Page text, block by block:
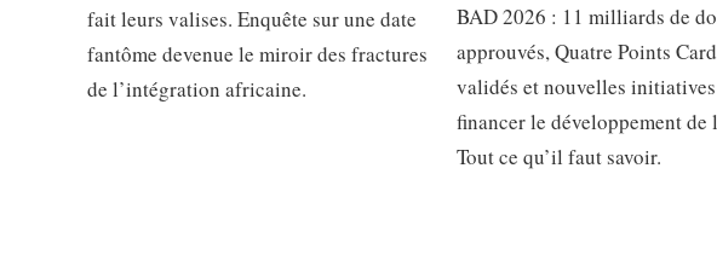
fait leurs valises. Enquête sur une date
fantôme devenue le miroir des fractures
de l’intégration africaine.
BAD 2026 : 11 milliards de
approuvés, Quatre Points
validés et nouvelles
financer le développement de
Tout ce qu’il faut savoir.